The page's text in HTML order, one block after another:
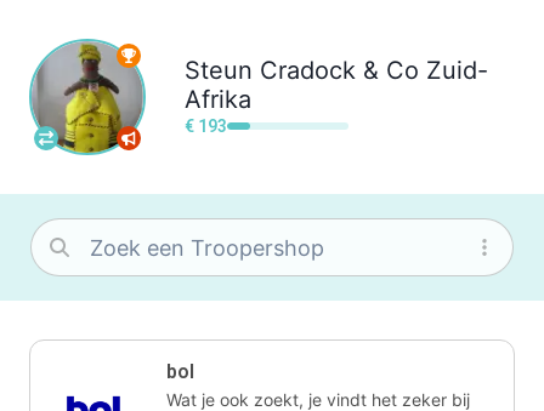
Steun Cradock & Co Zuid-
Afrika
€ 193
bol
Wat je ook zoekt, je vindt het zeker bij